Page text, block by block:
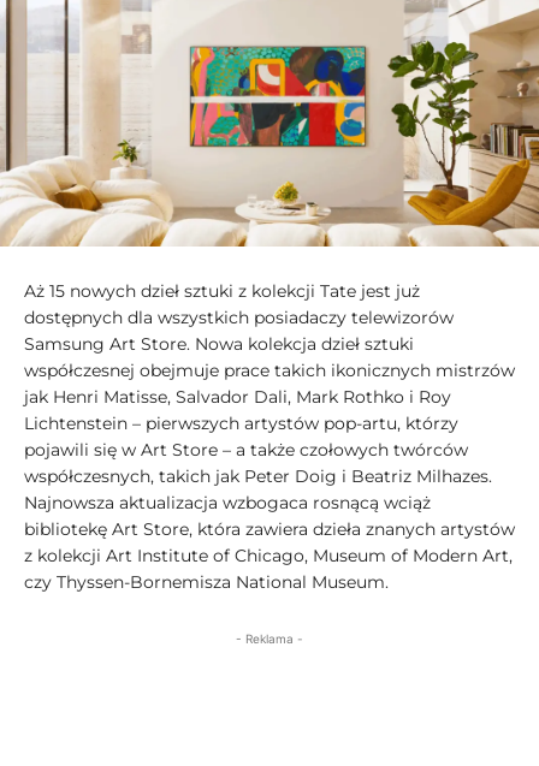
Aż 15 nowych dzieł sztuki z kolekcji Tate jest już
dostępnych dla wszystkich posiadaczy telewizorów
Samsung Art Store. Nowa kolekcja dzieł sztuki
współczesnej obejmuje prace takich ikonicznych mistrzów
jak Henri Matisse, Salvador Dali, Mark Rothko i Roy
Lichtenstein – pierwszych artystów pop-artu, którzy
pojawili się w Art Store – a także czołowych twórców
współczesnych, takich jak Peter Doig i Beatriz Milhazes.
Najnowsza aktualizacja wzbogaca rosnącą wciąż
bibliotekę Art Store, która zawiera dzieła znanych artystów
z kolekcji Art Institute of Chicago, Museum of Modern Art,
czy Thyssen-Bornemisza National Museum.
- Reklama -